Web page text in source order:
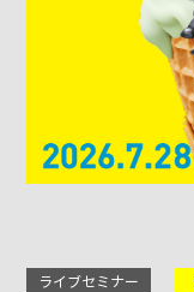
ライブセミナー